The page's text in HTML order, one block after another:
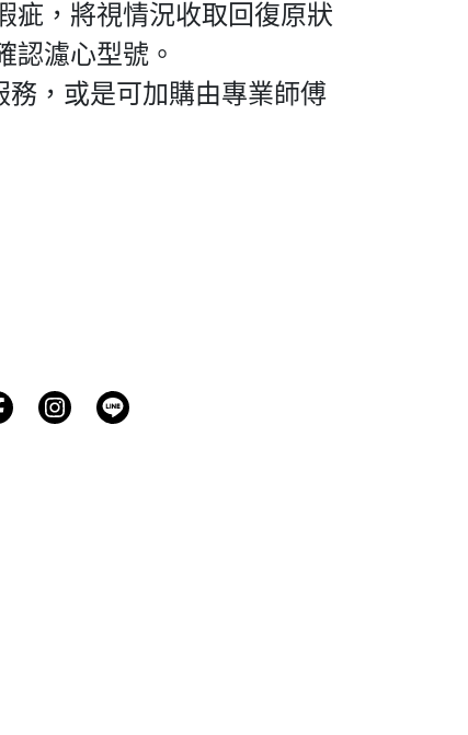
疵，將視情況收取回復原狀
認濾心型號。
，或是可加購由專業師傅